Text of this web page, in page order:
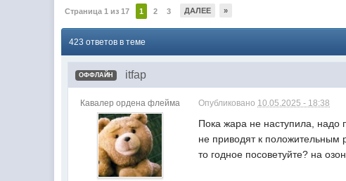
Страница 1 из 17 1 2 3 ДАЛЕЕ »
423 ответов в теме
ОФФЛАЙН itfap
Кавалер ордена флейма Опубликовано 10.05.2025 - 18:38
Пока жара не наступила, надо
не приводят к положительным
то годное посоветуйте? на